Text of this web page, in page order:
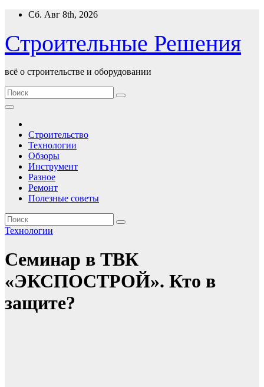
Перейти
содержимому
Сб. Авг 8th, 2026
Строительные Решения
всё о строительстве и оборудовании
Строительство
Технологии
Обзоры
Инструмент
Разное
Ремонт
Полезные советы
Технологии
Семинар в ТВК
«ЭКСПОСТРОЙ». Кто в
защите?